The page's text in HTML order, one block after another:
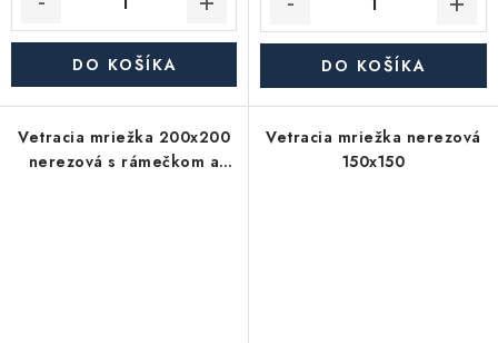
DO KOŠÍKA DO KOŠÍKA
Vetracia mriežka 200x200
nerezová s rámečkom a
Vetracia mriežka nerezová
150x150